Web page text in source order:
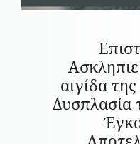
αιγίδα
Δυσπλασία